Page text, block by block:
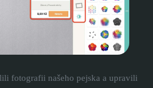
fotografii našeho pejska a upravili